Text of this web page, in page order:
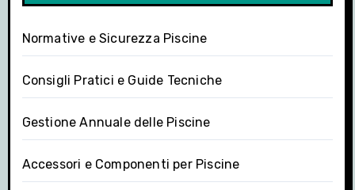
Normative e Sicurezza Piscine
Consigli Pratici e Guide Tecniche
Gestione Annuale delle Piscine
Accessori e Componenti per Piscine